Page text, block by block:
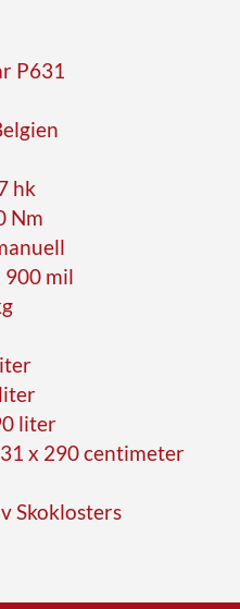
P631
hk
Nm
mil
liter
x 290 centimeter
Skoklosters